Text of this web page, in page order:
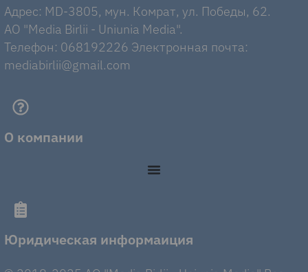
Адрес: MD-3805, мун. Комрат, ул. Победы, 62.
AO "Media Birlii - Uniunia Media".
Телефон: 068192226 Электронная почта:
mediabirlii@gmail.com
О компании
Юридическая информаиция